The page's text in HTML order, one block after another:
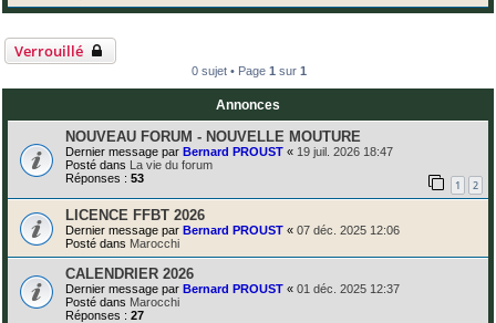
Verrouillé
0 sujet • Page 1 sur 1
Annonces
NOUVEAU FORUM - NOUVELLE MOUTURE
Dernier message par Bernard PROUST « 19 juil. 2026 18:47
Posté dans La vie du forum
Réponses : 53 1 2
LICENCE FFBT 2026
Dernier message par Bernard PROUST « 07 déc. 2025 12:06
Posté dans Marocchi
CALENDRIER 2026
Dernier message par Bernard PROUST « 01 déc. 2025 12:37
Posté dans Marocchi
Réponses : 27